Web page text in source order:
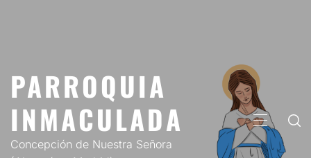
PARROQUIA
INMACULADA
Concepción de Nuestra Señora
MENÚ